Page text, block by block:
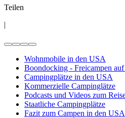
Teilen
|
Wohnmobile in den USA
Boondocking - Freicampen
Campingplätze in den USA
Kommerzielle Campinglätze
Podcasts und Videos zum
Staatliche Campingplätze
Fazit zum Campen in den USA